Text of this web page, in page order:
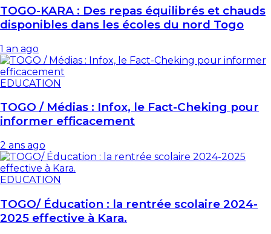
TOGO-KARA : Des repas équilibrés et chauds
disponibles dans les écoles du nord Togo
1 an ago
EDUCATION
TOGO / Médias : Infox, le Fact-Cheking pour
informer efficacement
2 ans ago
EDUCATION
TOGO/ Éducation : la rentrée scolaire 2024-
2025 effective à Kara.